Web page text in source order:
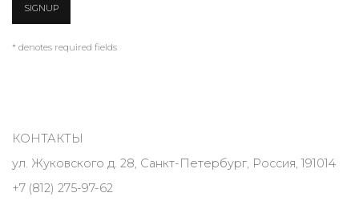
SIGNUP
* denotes required fields
КОНТАКТЫ
ул. Жуковского д. 28, Санкт-Петербург, Россия, 191014
+7 (812) 275-97-62